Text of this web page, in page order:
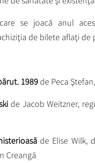
se joacă anul
de bilete aflaţi de
1989 de Peca
de Jacob Weitzner,
de Elise Wilk,
Creangă